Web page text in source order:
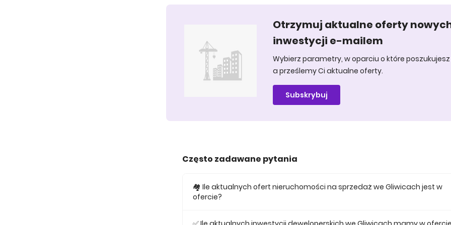
Otrzymuj aktualne oferty
inwestycji e-mailem
Wybierz parametry, w oparciu o które
a prześlemy Ci aktualne oferty.
Subskrybuj
Często zadawane pytania
🏘️ Ile aktualnych ofert nieruchomości na sprzedaż we Gliwicach jest w
ofercie?